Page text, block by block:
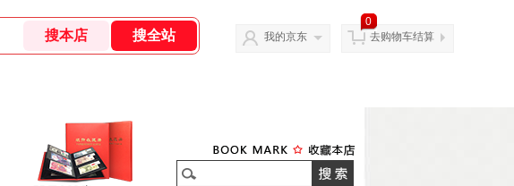
我的京东
0
去购物车结算